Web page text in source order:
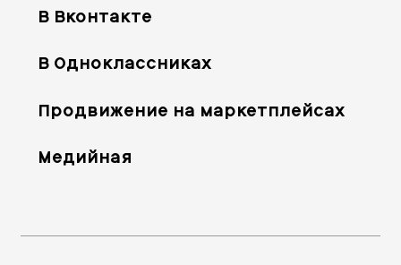
В Вконтакте
В Одноклассниках
Продвижение на маркетплейсах
Медийная